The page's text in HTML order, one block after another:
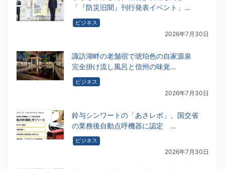
「『防災旧聞』刊行発表イベント」…
ビジネス
2026年7月30日
諏訪湖畔の老舗宿で琥珀色の自家源泉
完全掛け流し風呂と信州の味覚…
ビジネス
2026年7月30日
鈴与シンワートの「あさレポ」、国交省
の業務後自動点呼機器に認定 …
ビジネス
2026年7月30日